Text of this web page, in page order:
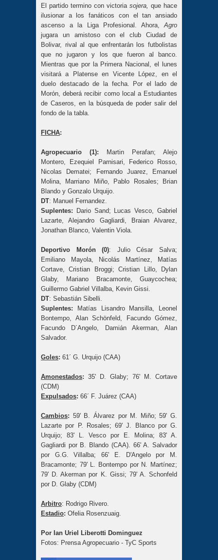
El partido termino con victoria sojera, que hace
ilusionar a los fanáticos con el tan ansiado
ascenso a la Liga Profesional. Ahora, Agro
jugara un amistoso con el club Ciudad de
Bolivar, rival al que enfrentarán los futbolistas
que no jugaron y los que fueron al banco.
Mientras que por la Primera Nacional, el lunes
visitará a Platense en Vicente López, en el
duelo destacado de la fecha. Por el lado de
Morón, deberá recibir como local a Estudiantes
de Caseros, en la búsqueda de poder salir del
fondo de la tabla.
FICHA:
Agropecuario (1): Martin Perafan; Alejo
Montero, Ezequiel Parnisari, Federico Rosso,
Nicolas Dematei; Fernando Juarez, Emanuel
Molina, Marriano Miño, Pablo Rosales; Brian
Blando y Gonzalo Urquijo.
DT: Manuel Fernandez.
Suplentes: Dario Sand; Lucas Vesco, Gabriel
Lazarte, Alejandro Gagliardi, Braian Alvarez,
Jonathan Blanco, Valentin Viola.
Deportivo Morón (0): Julio César Salva;
Emiliano Mayola, Nicolás Martínez, Matías
Cortave, Cristian Broggi; Cristian Lillo, Dylan
Glaby, Mariano Bracamonte, Guaycochea;
Guillermo Gabriel Villalba, Kevin Gissi.
DT: Sebastián Sibelli.
Suplentes: Matías Lisandro Mansilla, Leonel
Bontempo, Alan Schönfeld, Facundo Gómez,
Facundo D´Angelo, Damián Akerman, Alan
Salvador.
Goles: 61´ G. Urquijo (CAA)
Amonestados: 35' D. Glaby; 76' M. Cortave
(CDM)
Expulsados: 66´ F. Juárez (CAA)
Cambios: 59' B. Álvarez por M. Miño; 59' G.
Lazarte por P. Rosales; 69' J. Blanco por G.
Urquijo; 83' L. Vesco por E. Molina; 83' A.
Gagliardi por B. Blando (CAA). 66' A. Salvador
por G.G. Villalba; 66' E. D'Angelo por M.
Bracamonte; 79' L. Bontempo por N. Martínez;
79' D. Akerman por K. Gissi; 79' A. Schonfeld
por D. Glaby (CDM)
Arbitro: Rodrigo Rivero.
Estadio: Ofelia Rosenzuaig.
Por Ian Uriel Liberotti Dominguez
Fotos: Prensa Agropecuario - TyC Sports